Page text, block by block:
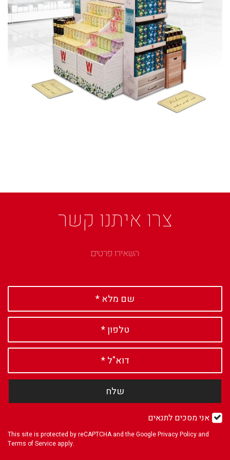
צרו איתנו קשר
השאירו פרטים
שלח
אני מסכים לתנאים
This site is protected by reCAPTCHA and the GooglePrivacy Policy and
Terms of Service apply.